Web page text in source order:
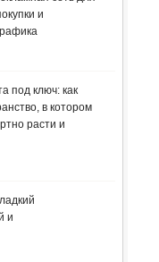
и
под ключ: как
в котором
расти и
и